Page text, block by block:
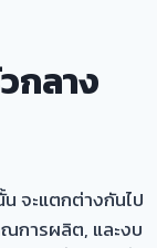
กลาง
จะแตกต่างกันไป
การผลิต, และงบ